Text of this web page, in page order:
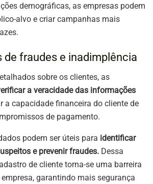
demográficas, as empresas podem
alvo e criar campanhas mais
de fraudes e inadimplência
sobre os clientes, as
a veracidade das informações
a capacidade financeira do cliente de
de pagamento.
podem ser úteis para identificar
e prevenir fraudes. Dessa
de cliente torna-se uma barreira
garantindo mais segurança